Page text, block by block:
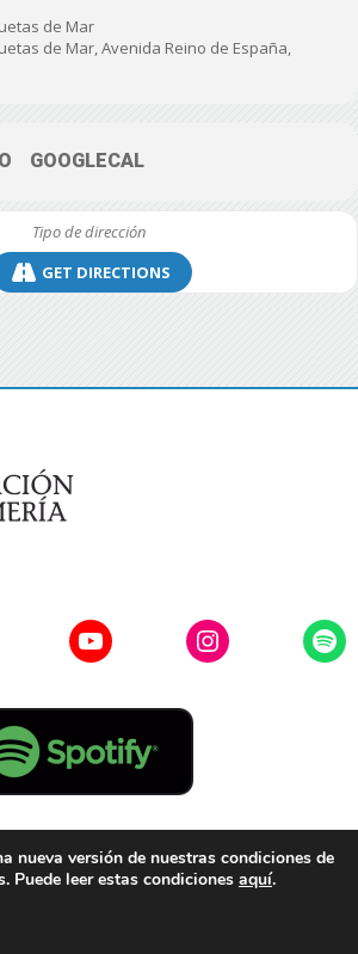
de Mar
de Mar, Avenida Reino de España,
GOOGLECAL
GET DIRECTIONS
YouTubeInstagram
Cookies
Almería. Todos los derechos reservados.
nueva versión de nuestras condiciones de
Puede leer estas condiciones aquí.